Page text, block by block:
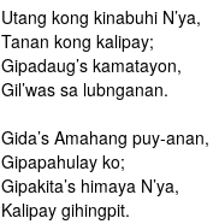
Utang kong kinabuhi N’ya,
Tanan kong kalipay;
Gipadaug’s kamatayon,
Gil’was sa lubnganan.
Gida’s Amahang puy-anan,
Gipapahulay ko;
Gipakita’s himaya N’ya,
Kalipay gihingpit.